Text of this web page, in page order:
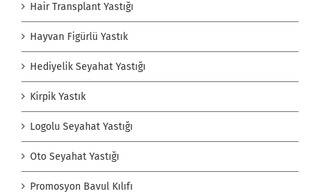
Hair Transplant Yastığı
Hayvan Figürlü Yastık
Hediyelik Seyahat Yastığı
Kirpik Yastık
Logolu Seyahat Yastığı
Oto Seyahat Yastığı
Promosyon Bavul Kılıfı